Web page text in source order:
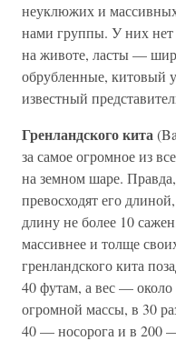
неуклюжих и
нами группы. У них нет
на животе, ласты —
обрубленные, китовый
известный
Гренландского кита
за самое огромное из
на земном шаре.
превосходят его
длину не более 10
массивнее и толще
гренландского кита
40 футам, а вес —
огромной массы, в 30
40 — носорога и в 200